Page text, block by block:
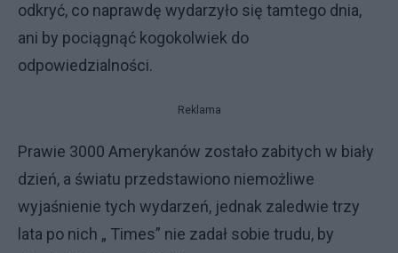
odkryć, co naprawdę wydarzyło się tamtego dnia,
ani by pociągnąć kogokolwiek do
odpowiedzialności.
Reklama
Prawie 3000 Amerykanów zostało zabitych w biały
dzień, a światu przedstawiono niemożliwe
wyjaśnienie tych wydarzeń, jednak zaledwie trzy
lata po nich „ Times” nie zadał sobie trudu, by